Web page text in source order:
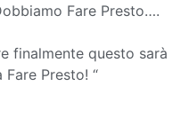
Fare Presto….
finalmente questo sarà
Presto! “